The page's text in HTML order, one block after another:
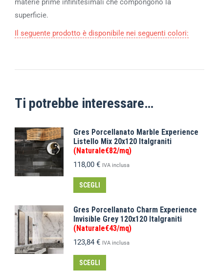
materie prime infinitesimali che compongono la
superficie.
Il seguente prodotto è disponibile nei seguenti colori:
Ti potrebbe interessare…
Gres Porcellanato Marble Experience
Listello Mix 20x120 Italgraniti
(Naturale€82/mq)
118,00 € IVA inclusa
SCEGLI
Gres Porcellanato Charm Experience
Invisible Grey 120x120 Italgraniti
(Naturale€43/mq)
123,84 € IVA inclusa
SCEGLI